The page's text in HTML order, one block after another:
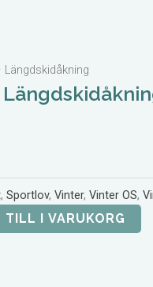
,Sportlov,Vinter,Vinter OS,
TILL I VARUKORG